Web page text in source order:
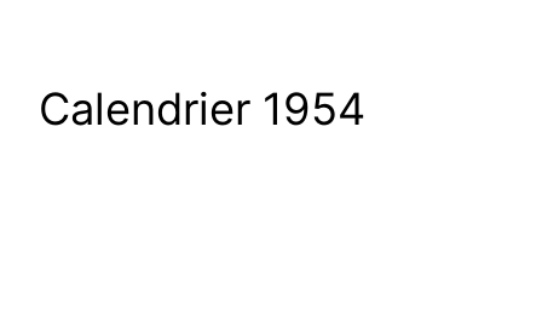
Calendrier 1954